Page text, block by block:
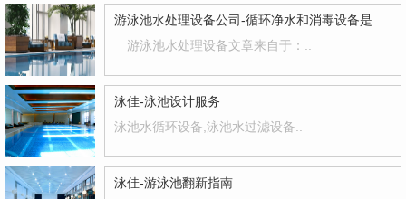
游泳池水处理设备文章来自于：..
泳佳-泳池设计服务
泳池水循环设备,泳池水过滤设备..
泳佳-游泳池翻新指南